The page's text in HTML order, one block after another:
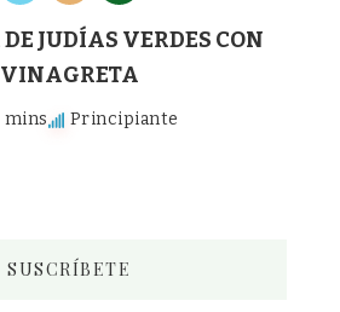
JUDÍAS VERDES CON
VINAGRETA
mins Principiante
SUSCRÍBETE